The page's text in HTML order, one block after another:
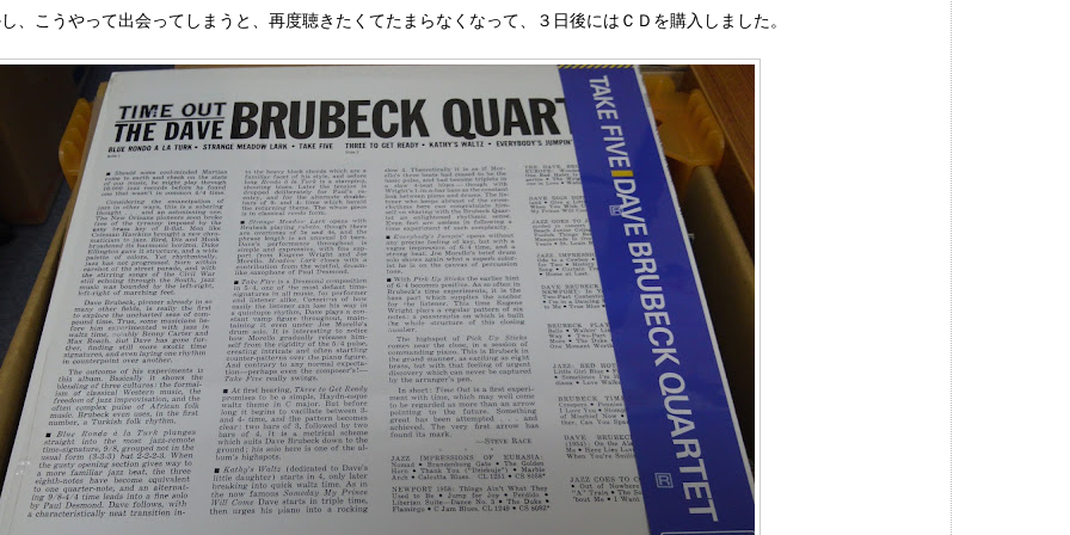
、こうやって出会ってしまうと、再度聴きたくてたまらなくなって、３日後にはＣＤを購入しました。